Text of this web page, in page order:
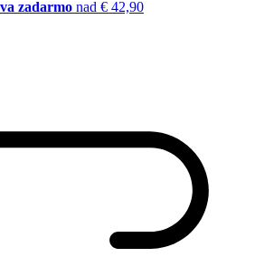
zadarmo nad € 42,90